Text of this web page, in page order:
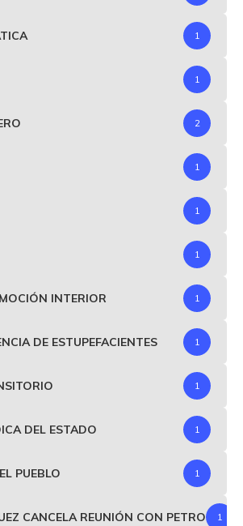
1
1
2
1
1
1
INTERIOR 1
DE ESTUPEFACIENTES 1
1
DEL ESTADO 1
PUEBLO 1
CANCELA REUNIÓN CON PETRO 1